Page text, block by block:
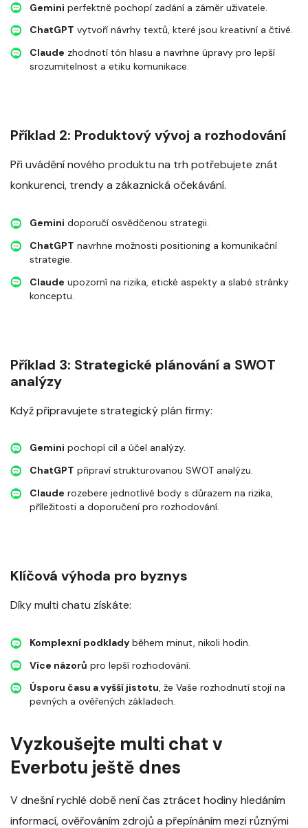
Gemini perfektně pochopí zadání a záměr uživatele.
ChatGPT vytvoří návrhy textů, které jsou kreativní a čtivé.
Claude zhodnotí tón hlasu a navrhne úpravy pro lepší
srozumitelnost a etiku komunikace.
Příklad 2: Produktový vývoj a rozhodování
Při uvádění nového produktu na trh potřebujete znát
konkurenci, trendy a zákaznická očekávání.
Gemini doporučí osvědčenou strategii.
ChatGPT navrhne možnosti positioning a komunikační
strategie.
Claude upozorní na rizika, etické aspekty a slabé stránky
konceptu.
Příklad 3: Strategické plánování a SWOT
analýzy
Když připravujete strategický plán firmy:
Gemini pochopí cíl a účel analýzy.
ChatGPT připraví strukturovanou SWOT analýzu.
Claude rozebere jednotlivé body s důrazem na rizika,
příležitosti a doporučení pro rozhodování.
Klíčová výhoda pro byznys
Díky multi chatu získáte:
Komplexní podklady během minut, nikoli hodin.
Více názorů pro lepší rozhodování.
Úsporu času a vyšší jistotu, že Vaše rozhodnutí stojí na
pevných a ověřených základech.
Vyzkoušejte multi chat v
Everbotu ještě dnes
V dnešní rychlé době není čas ztrácet hodiny hledáním
informací, ověřováním zdrojů a přepínáním mezi různými